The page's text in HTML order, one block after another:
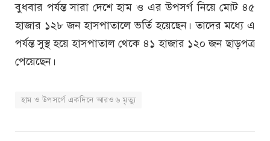
বুধবার পর্যন্ত সারা দেশে হাম ও এর উপসর্গ নিয়ে মোট ৪৫
হাজার ১২৮ জন হাসপাতালে ভর্তি হয়েছেন। তাদের মধ্যে এ
পর্যন্ত সুস্থ হয়ে হাসপাতাল থেকে ৪১ হাজার ১২০ জন ছাড়পত্র
পেয়েছেন।
হাম ও উপসর্গে একদিনে আরও ৬ মৃত্যু